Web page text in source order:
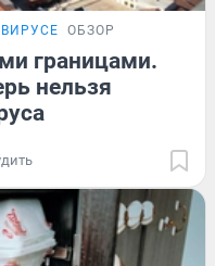
ОБЗОР
границами.
нельзя